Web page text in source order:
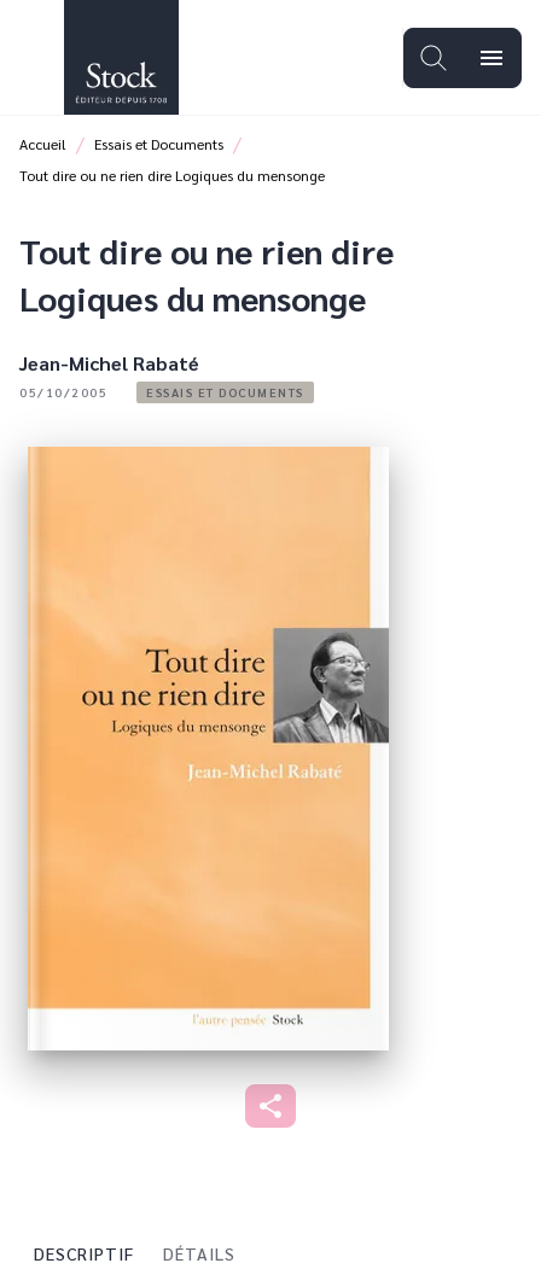
PIED DE PAGE
menu
Accueil / Essais et Documents /
Tout dire ou ne rien dire Logiques du mensonge
Tout dire ou ne rien dire
Logiques du mensonge
Jean-Michel Rabaté
05/10/2005 ESSAIS ET DOCUMENTS
DESCRIPTIF DÉTAILS